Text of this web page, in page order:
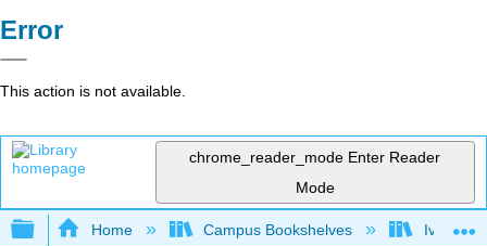
Error
This action is not available.
chrome_reader_mode Enter Reader
Mode
Expand/collapse global hierarchy
Home Campus Bookshelves Ivy